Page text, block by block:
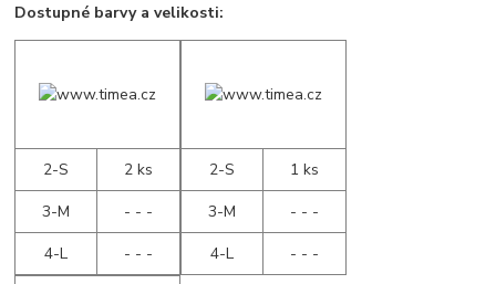
Dostupné barvy a velikosti:
2-S
2 ks
3-M
- - -
4-L
- - -
2-S
1 ks
3-M
- - -
4-L
- - -